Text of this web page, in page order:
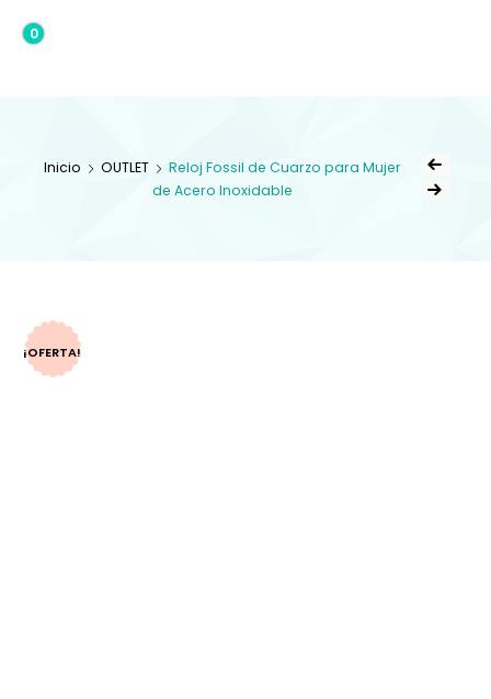
0,00€
0
Inicio OUTLET
Reloj Fossil de Cuarzo para Mujer
de Acero Inoxidable
¡OFERTA!